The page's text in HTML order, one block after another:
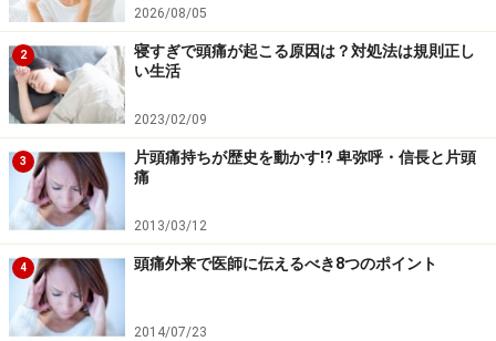
2026/08/05
2
寝すぎで頭痛が起こる原因は？対処法は規則正し
い生活
2023/02/09
3
片頭痛持ちが歴史を動かす!? 卑弥呼・信長と片頭
痛
2013/03/12
4 頭痛外来で医師に伝えるべき8つのポイント
2014/07/23